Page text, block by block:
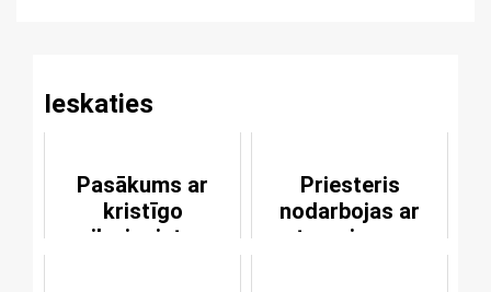
Ieskaties
Pasākums ar
kristīgo
iluzionistu
Priesteris
nodarbojas ar
sutenerismu un